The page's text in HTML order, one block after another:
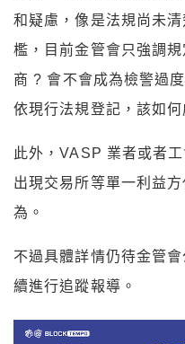
和疑慮，像是法規尚未
檻，目前金管會只強調
商 ? 會不會成為檢警過
依現行法規登記，該如何
此外，VASP 業者或者
出現交易所等單一利益
為。
不過具體詳情仍待金管
續進行追蹤報導。